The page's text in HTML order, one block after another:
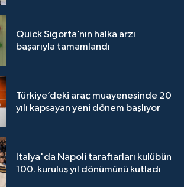
Quick Sigorta’nın halka arzı
başarıyla tamamlandı
Türkiye’deki araç muayenesinde 20
yılı kapsayan yeni dönem başlıyor
İtalya'da Napoli taraftarları kulübün
100. kuruluş yıl dönümünü kutladı